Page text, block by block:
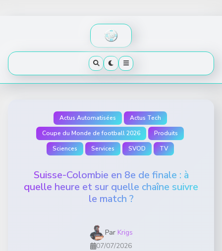
Actus Automatisées
Actus Tech
Coupe du Monde de football 2026
Produits
Sciences
Services SVOD TV
Suisse-Colombie en 8e de finale : à
quelle heure et sur quelle chaîne suivre
le match ?
Par Krigs
07/07/2026